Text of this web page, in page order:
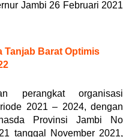
Jambi 26 Februari 2021
Tanjab Barat Optimis
perangkat organisasi
2021 – 2024, dengan
Provinsi Jambi No
tanggal November 2021,